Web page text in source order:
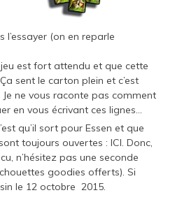
l’essayer (on en reparle
est fort attendu et que cette
sent le carton plein et c’est
ne vous raconte pas comment
en vous écrivant ces lignes…
qu’il sort pour Essen et que
toujours ouvertes : ICI. Donc,
n’hésitez pas une seconde
goodies offerts). Si
le 12 octobre 2015.